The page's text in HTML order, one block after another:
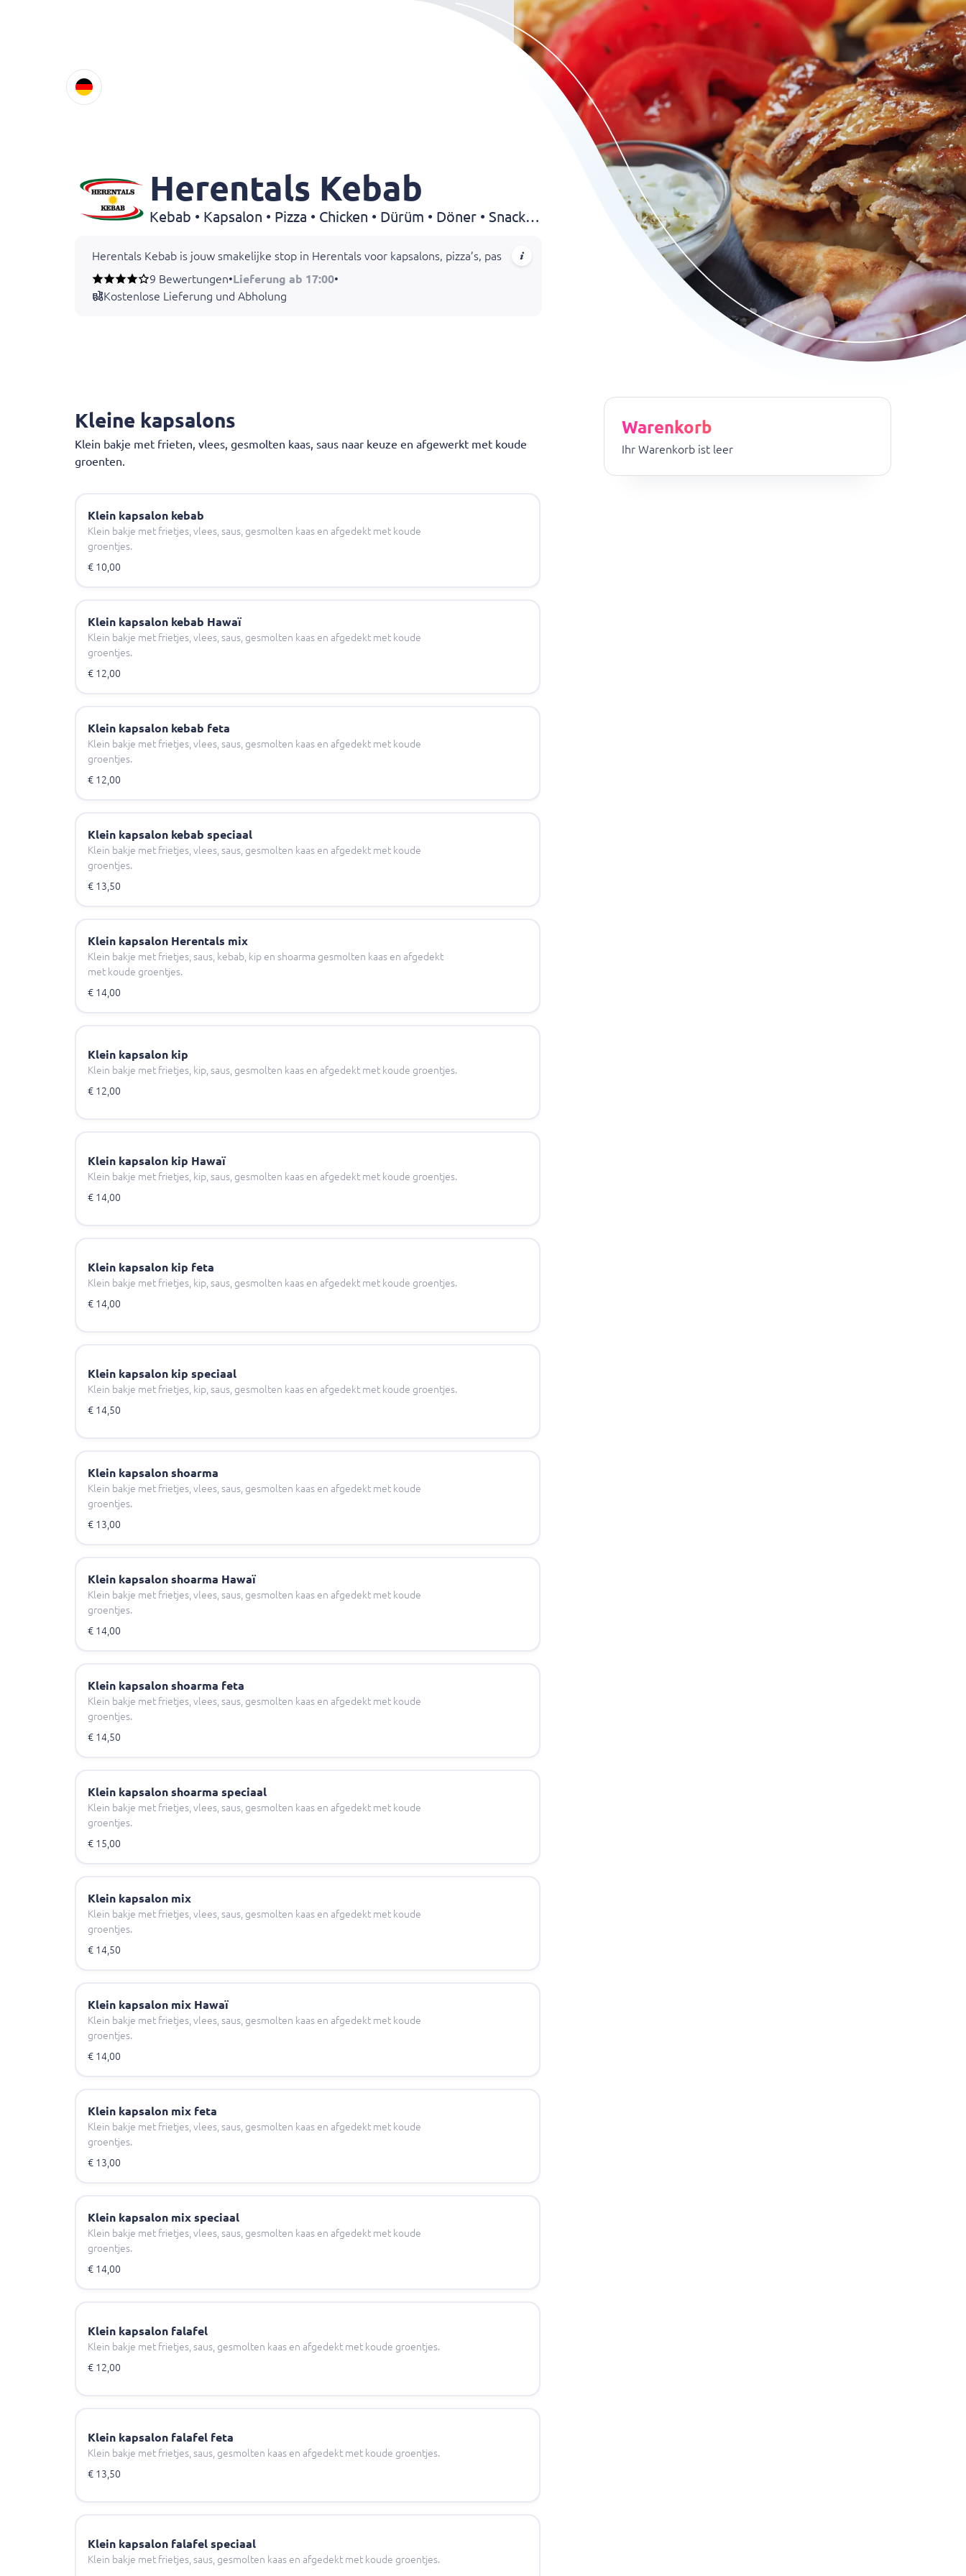
Herentals Kebab
Kebab • Kapsalon • Pizza • Chicken • Dürüm • Döner • Snackbar • Sandwiches • Shoarma
Herentals Kebab is jouw smakelijke stop in Herentals voor kapsalons, pizza’s, pasta’s, schotels, dürums, hot wings, köfte en chicken buckets. Alles wordt dagvers
9 Bewertungen•Lieferung ab 17:00•
Kostenlose Lieferung und Abholung
Kleine kapsalons
Klein bakje met frieten, vlees, gesmolten kaas, saus naar keuze en afgewerkt met koude
groenten.
Klein kapsalon kebab
Klein bakje met frietjes, vlees, saus, gesmolten kaas en afgedekt met koude
groentjes.
€ 10,00
Klein kapsalon kebab Hawaï
Klein bakje met frietjes, vlees, saus, gesmolten kaas en afgedekt met koude
groentjes.
€ 12,00
Klein kapsalon kebab feta
Klein bakje met frietjes, vlees, saus, gesmolten kaas en afgedekt met koude
groentjes.
€ 12,00
Klein kapsalon kebab speciaal
Klein bakje met frietjes, vlees, saus, gesmolten kaas en afgedekt met koude
groentjes.
€ 13,50
Klein kapsalon Herentals mix
Klein bakje met frietjes, saus, kebab, kip en shoarma gesmolten kaas en afgedekt
met koude groentjes.
€ 14,00
Klein kapsalon kip
Klein bakje met frietjes, kip, saus, gesmolten kaas en afgedekt met koude groentjes.
€ 12,00
Klein kapsalon kip Hawaï
Klein bakje met frietjes, kip, saus, gesmolten kaas en afgedekt met koude groentjes.
€ 14,00
Klein kapsalon kip feta
Klein bakje met frietjes, kip, saus, gesmolten kaas en afgedekt met koude groentjes.
€ 14,00
Klein kapsalon kip speciaal
Klein bakje met frietjes, kip, saus, gesmolten kaas en afgedekt met koude groentjes.
€ 14,50
Klein kapsalon shoarma
Klein bakje met frietjes, vlees, saus, gesmolten kaas en afgedekt met koude
groentjes.
€ 13,00
Klein kapsalon shoarma Hawaï
Klein bakje met frietjes, vlees, saus, gesmolten kaas en afgedekt met koude
groentjes.
€ 14,00
Klein kapsalon shoarma feta
Klein bakje met frietjes, vlees, saus, gesmolten kaas en afgedekt met koude
groentjes.
€ 14,50
Klein kapsalon shoarma speciaal
Klein bakje met frietjes, vlees, saus, gesmolten kaas en afgedekt met koude
groentjes.
€ 15,00
Klein kapsalon mix
Klein bakje met frietjes, vlees, saus, gesmolten kaas en afgedekt met koude
groentjes.
€ 14,50
Klein kapsalon mix Hawaï
Klein bakje met frietjes, vlees, saus, gesmolten kaas en afgedekt met koude
groentjes.
€ 14,00
Klein kapsalon mix feta
Klein bakje met frietjes, vlees, saus, gesmolten kaas en afgedekt met koude
groentjes.
€ 13,00
Klein kapsalon mix speciaal
Klein bakje met frietjes, vlees, saus, gesmolten kaas en afgedekt met koude
groentjes.
€ 14,00
Klein kapsalon falafel
Klein bakje met frietjes, saus, gesmolten kaas en afgedekt met koude groentjes.
€ 12,00
Klein kapsalon falafel feta
Klein bakje met frietjes, saus, gesmolten kaas en afgedekt met koude groentjes.
€ 13,50
Klein kapsalon falafel speciaal
Klein bakje met frietjes, saus, gesmolten kaas en afgedekt met koude groentjes.
Warenkorb
Ihr Warenkorb ist leer